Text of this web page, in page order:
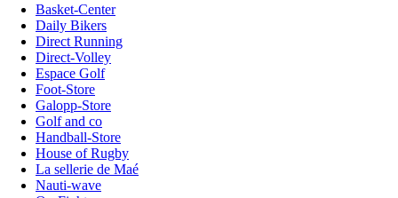
Basket-Center
Daily Bikers
Direct Running
Direct-Volley
Espace Golf
Foot-Store
Galopp-Store
Golf and co
Handball-Store
House of Rugby
La sellerie de Maé
Nauti-wave